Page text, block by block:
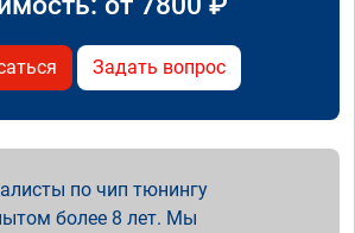
Задать вопрос
по чип тюнингу
более 8 лет. Мы